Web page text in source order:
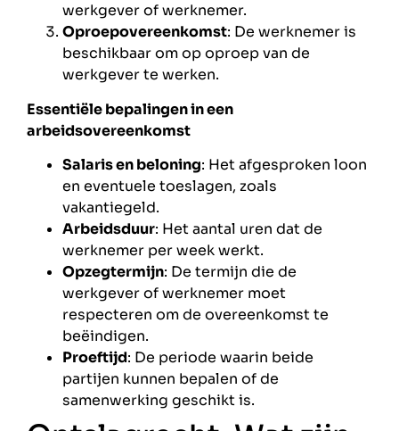
werkgever of werknemer.
Oproepovereenkomst: De werknemer is
beschikbaar om op oproep van de
werkgever te werken.
Essentiële bepalingen in een
arbeidsovereenkomst
Salaris en beloning: Het afgesproken loon
en eventuele toeslagen, zoals
vakantiegeld.
Arbeidsduur: Het aantal uren dat de
werknemer per week werkt.
Opzegtermijn: De termijn die de
werkgever of werknemer moet
respecteren om de overeenkomst te
beëindigen.
Proeftijd: De periode waarin beide
partijen kunnen bepalen of de
samenwerking geschikt is.